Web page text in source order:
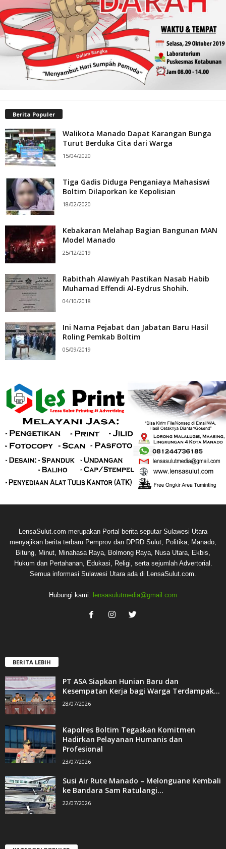
Berita Populer
Walikota Manado Dapat Karangan Bunga
Turut Berduka Cita dari Warga
15/04/2020
Tiga Gadis Diduga Penganiaya Mahasiswi
Boltim Dilaporkan ke Kepolisian
18/02/2020
Kebakaran Melahap Bagian Bangunan MAN
Model Manado
25/12/2019
Rabithah Alawiyah Pastikan Nasab Habib
Muhamad Effendi Al-Eydrus Shohih.
04/10/2018
Ini Nama Pejabat dan Jabatan Baru Hasil
Roling Pemkab Boltim
05/09/2019
LensaSulut.com merupakan Portal berita seputar Sulawesi Utara
menyajikan berita terbaru Pemprov dan DPRD Sulut, Politika, Manado,
Bitung, Minut, Minahasa Raya, Bolmong Raya, Nusa Utara, Ekbis,
Hukum dan Pertahanan, Edukasi, Religi, serta sejumlah Advertorial.
Semua informasi Sulawesi Utara ada di LensaSulut.com.
Hubungi kami: lensasulutmedia@gmail.com
BERITA LEBIH
PT ASA Siapkan Hunian Baru dan
Kesempatan Kerja bagi Warga Terdampak...
28/07/2026
Kapolres Boltim Tegaskan Komitmen
Hadirkan Pelayanan Humanis dan
Profesional
23/07/2026
Susi Air Rute Manado – Melonguane Kembali
ke Bandara Sam Ratulangi...
22/07/2026